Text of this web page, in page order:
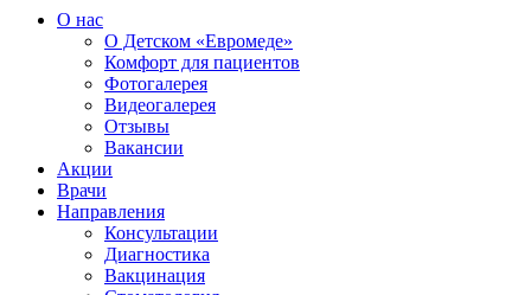
О нас
О Детском «Евромеде»
Комфорт для пациентов
Фотогалерея
Видеогалерея
Отзывы
Вакансии
Акции
Врачи
Направления
Консультации
Диагностика
Вакцинация